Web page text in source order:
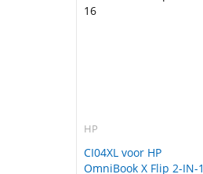
HP
CI04XL voor HP
OmniBook X Flip 2-IN-1